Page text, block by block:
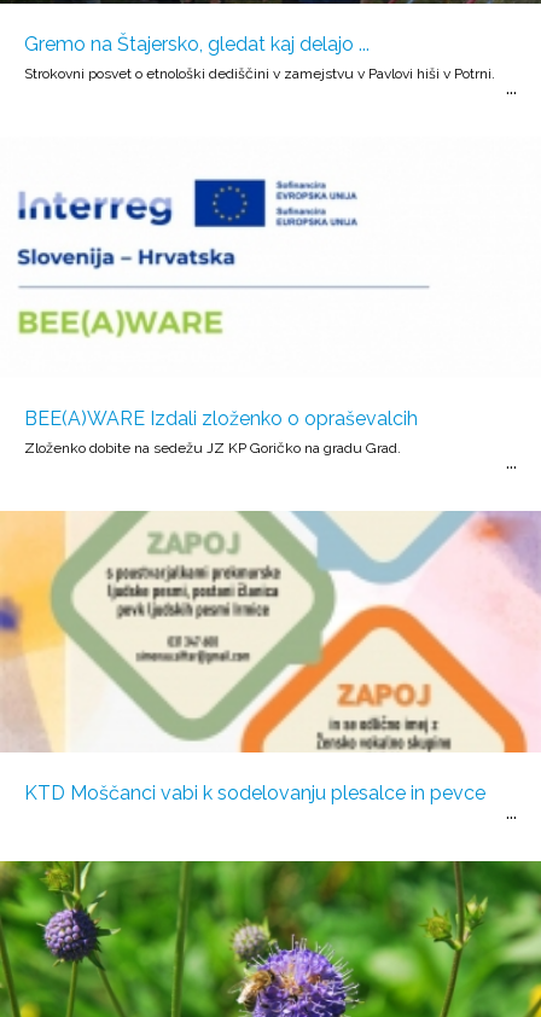
Gremo na Štajersko, gledat kaj delajo ...
Strokovni posvet o etnološki dediščini v zamejstvu v Pavlovi hiši v Potrni.
BEE(A)WARE Izdali zloženko o opraševalcih
Zloženko dobite na sedežu JZ KP Goričko na gradu Grad.
KTD Moščanci vabi k sodelovanju plesalce in pevce